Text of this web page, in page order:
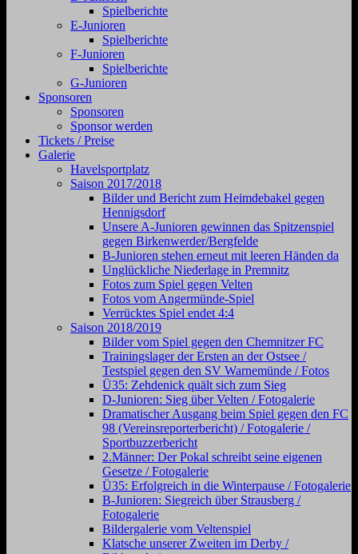
Spielberichte
E-Junioren
Spielberichte
F-Junioren
Spielberichte
G-Junioren
Sponsoren
Sponsoren
Sponsor werden
Tickets / Preise
Galerie
Havelsportplatz
Saison 2017/2018
Bilder und Bericht zum Heimdebakel gegen
Hennigsdorf
Unsere A-Junioren gewinnen das Spitzenspiel
gegen Birkenwerder/Bergfelde
B-Junioren stehen erneut mit leeren Händen da
Unglückliche Niederlage in Premnitz
Fotos zum Spiel gegen Velten
Fotos vom Angermünde-Spiel
Verrücktes Spiel endet 4:4
Saison 2018/2019
Bilder vom Spiel gegen den Chemnitzer FC
Trainingslager der Ersten an der Ostsee /
Testspiel gegen den SV Warnemünde / Fotos
Ü35: Zehdenick quält sich zum Sieg
D-Junioren: Sieg über Velten / Fotogalerie
Dramatischer Ausgang beim Spiel gegen den FC
98 (Vereinsreporterbericht) / Fotogalerie /
Sportbuzzerbericht
2.Männer: Der Pokal schreibt seine eigenen
Gesetze / Fotogalerie
Ü35: Erfolgreich in die Winterpause / Fotogalerie
B-Junioren: Siegreich über Strausberg /
Fotogalerie
Bildergalerie vom Veltenspiel
Klatsche unserer Zweiten im Derby /